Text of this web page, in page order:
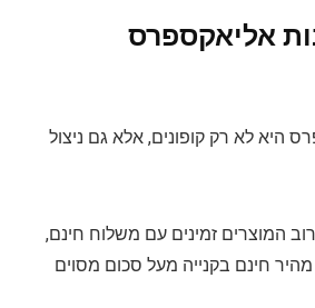
אליאקספרס
היא לא רק קופונים, אלא גם ניצול
המוצרים זמינים עם משלוח חינם,
חינם בקנייה מעל סכום מסוים